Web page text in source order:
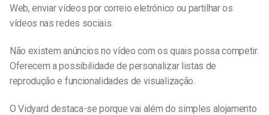
Web, enviar vídeos por correio eletrónico ou partilhar os
vídeos nas redes sociais.
Não existem anúncios no vídeo com os quais possa competir.
Oferecem a possibilidade de personalizar listas de
reprodução e funcionalidades de visualização.
O Vidyard destaca-se porque vai além do simples alojamento